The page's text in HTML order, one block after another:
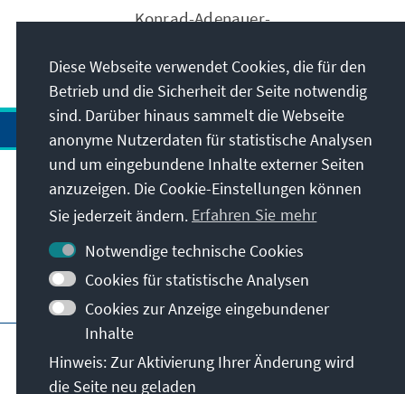
Konrad-Adenauer-
Anschrift
Kontakt
Besuchen Sie auch
Hauptseite der KAS
Nutzungsbedingungen
Erklärung zur Barrierefreiheit
Diese Webseite verwendet Cookies, die für den
Betrieb und die Sicherheit der Seite notwendig
sind. Darüber hinaus sammelt die Webseite
anonyme Nutzerdaten für statistische Analysen
und um eingebundene Inhalte externer Seiten
anzuzeigen. Die Cookie-Einstellungen können
Sie jederzeit ändern. Erfahren Sie mehr
Notwendige technische Cookies
Cookies für statistische Analysen
Cookies zur Anzeige eingebundener
Inhalte
Hinweis: Zur Aktivierung Ihrer Änderung wird
die Seite neu geladen